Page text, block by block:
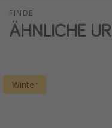
FINDE
ÄHNLICHE
Winter